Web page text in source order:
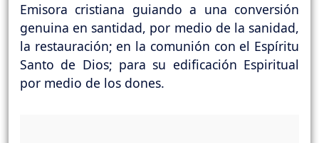
Emisora cristiana guiando a una conversión
genuina en santidad, por medio de la sanidad,
la restauración; en la comunión con el Espíritu
Santo de Dios; para su edificación Espiritual
por medio de los dones.